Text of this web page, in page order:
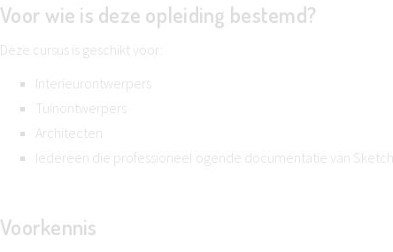
Voor wie is deze opleiding bestemd?
Deze cursus is geschikt voor:
Interieurontwerpers
Tuinontwerpers
Architecten
Iedereen die professioneel ogende documentatie van
Voorkennis